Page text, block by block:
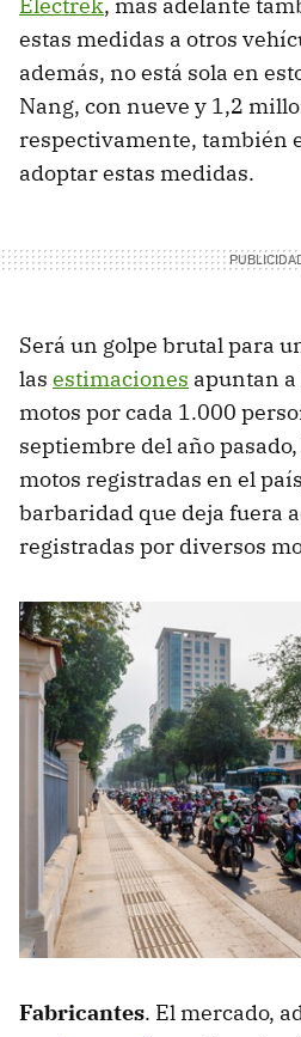
estas medidas a otros
además, no está sola en
Nang, con nueve y 1,2
respectivamente, también
adoptar estas medidas.
Será un golpe brutal para
las estimaciones apuntan
motos por cada 1.000
septiembre del año
motos registradas en el
barbaridad que deja fuera
registradas por diversos
Fabricantes. El mercado,